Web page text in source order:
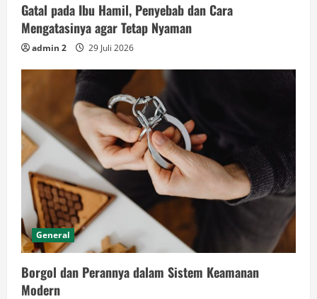
Gatal pada Ibu Hamil, Penyebab dan Cara
Mengatasinya agar Tetap Nyaman
admin 2 29 Juli 2026
General
Borgol dan Perannya dalam Sistem Keamanan
Modern